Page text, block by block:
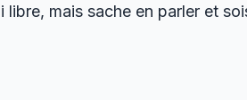
mais sache en parler et